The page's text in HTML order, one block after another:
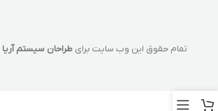
تمام حقوق این وب سایت برایطراحان سیستم آریا